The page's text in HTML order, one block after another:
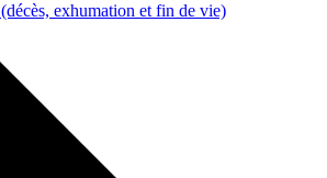
(décès, exhumation et fin de vie)